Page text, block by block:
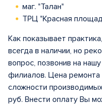
маг. "Талан"
ТРЦ "Красная
Как показывает
всегда в наличии, но
вопрос, позвонив на
филиалов. Цена ремонта
сложности
руб. Внести оплату Вы